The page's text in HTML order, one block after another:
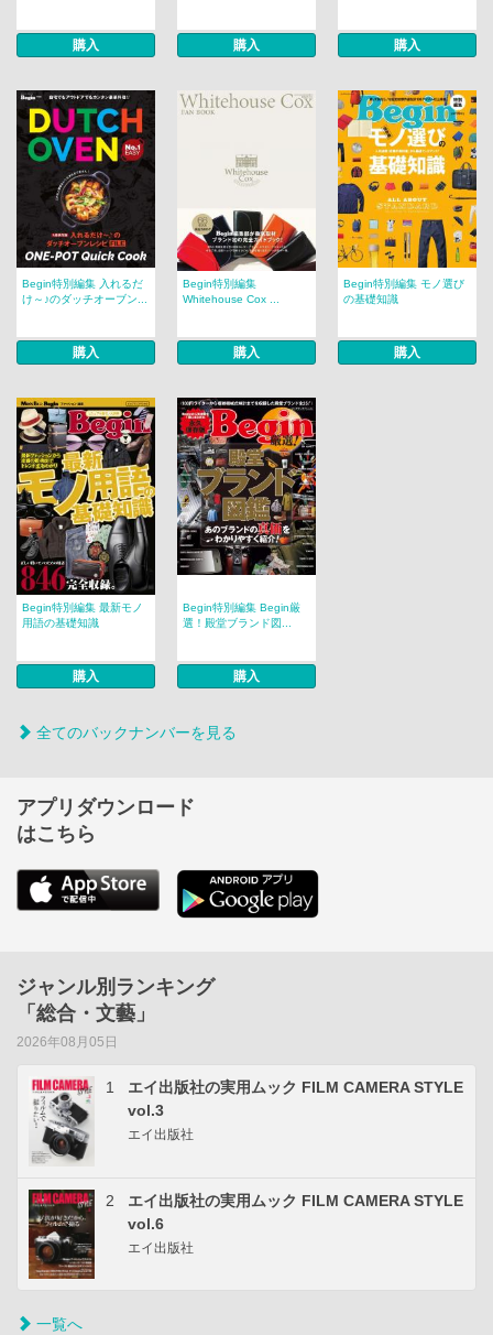
購入 購入 購入
Begin特別編集 入れるだ
け～♪のダッチオーブン...
購入
Begin特別編集
Whitehouse Cox ...
購入
Begin特別編集 モノ選び
の基礎知識
購入
Begin特別編集 最新モノ
用語の基礎知識
購入
Begin特別編集 Begin厳
選！殿堂ブランド図...
購入
全てのバックナンバーを見る
アプリダウンロード
はこちら
ジャンル別ランキング
「総合・文藝」
2026年08月05日
1
エイ出版社の実用ムック FILM CAMERA STYLE
vol.3
エイ出版社
2
エイ出版社の実用ムック FILM CAMERA STYLE
vol.6
エイ出版社
一覧へ